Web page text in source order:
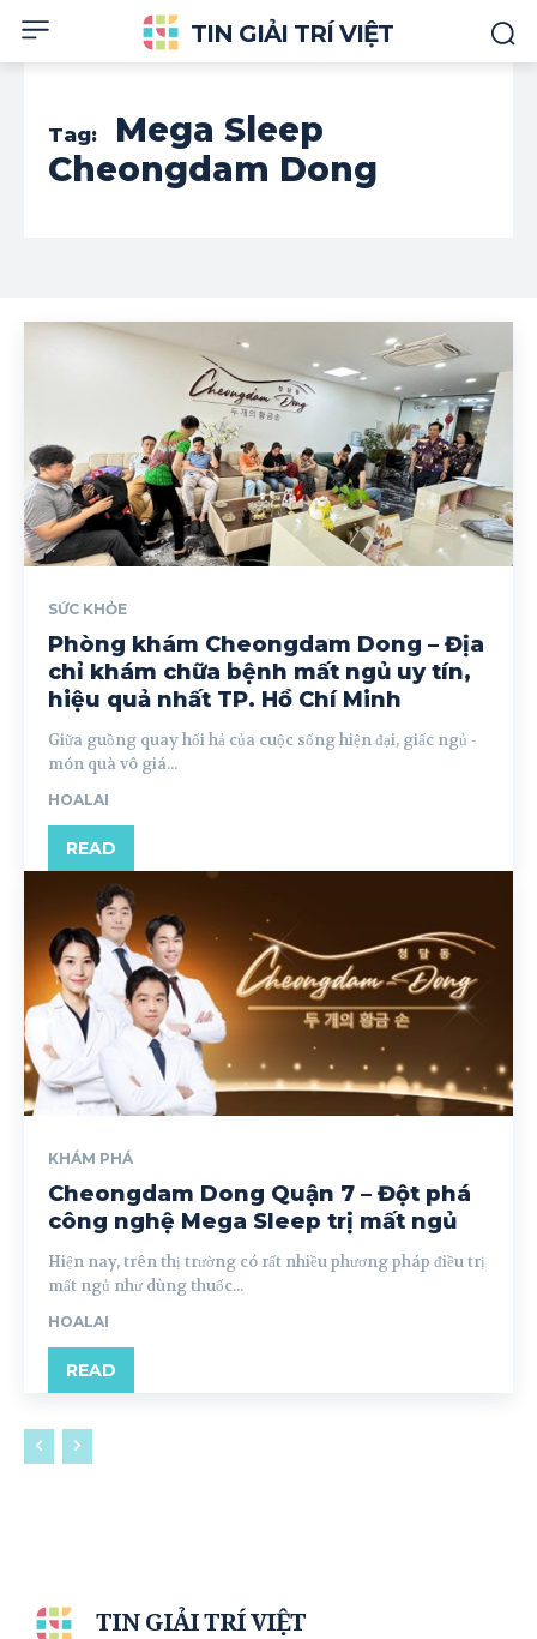
TIN GIẢI TRÍ VIỆT
Tag:
Mega Sleep
Cheongdam Dong
SỨC KHỎE
Phòng khám Cheongdam Dong – Địa
chỉ khám chữa bệnh mất ngủ uy tín,
hiệu quả nhất TP. Hồ Chí Minh
Giữa guồng quay hối hả của cuộc sống hiện đại, giấc ngủ -
món quà vô giá...
HOALAI
READ
KHÁM PHÁ
Cheongdam Dong Quận 7 – Đột phá
công nghệ Mega Sleep trị mất ngủ
Hiện nay, trên thị trường có rất nhiều phương pháp điều trị
mất ngủ như dùng thuốc...
HOALAI
READ
TIN GIẢI TRÍ VIỆT